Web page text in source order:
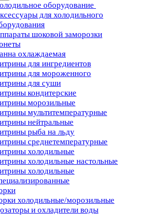
оборудование
для холодильного
шоковой заморозки
охлаждаемая
для ингредиентов
для мороженного
для суши
кондитерские
морозильные
мультитемпературные
нейтральные
рыба на льду
среднетемпературные
холодильные
холодильные настольные
холодильные
холодильные/морозильные
и охладители воды